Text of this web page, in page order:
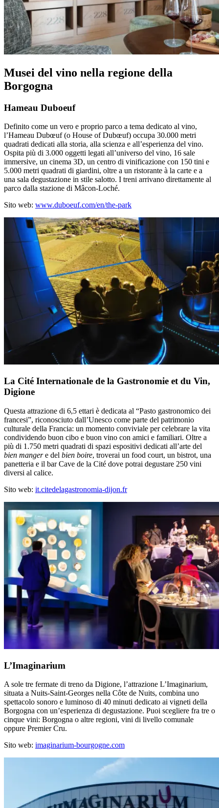
Musei del vino nella regione della
Borgogna
Hameau Duboeuf
Definito come un vero e proprio parco a tema dedicato al vino,
l’Hameau Dubœuf (o House of Dubœuf) occupa 30.000 metri
quadrati dedicati alla storia, alla scienza e all’esperienza del vino.
Ospita più di 3.000 oggetti legati all’universo del vino, 16 sale
immersive, un cinema 3D, un centro di vinificazione con 150 tini e
5.000 metri quadrati di giardini, oltre a un ristorante à la carte e a
una sala degustazione in stile salotto. I treni arrivano direttamente al
parco dalla stazione di Mâcon-Loché.
Sito web: www.duboeuf.com/en/the-park
La Cité Internationale de la Gastronomie et du Vin,
Digione
Questa attrazione di 6,5 ettari è dedicata al “Pasto gastronomico dei
francesi”, riconosciuto dall’Unesco come parte del patrimonio
culturale della Francia: un momento conviviale per celebrare la vita
condividendo buon cibo e buon vino con amici e familiari. Oltre a
più di 1.750 metri quadrati di spazi espositivi dedicati all’arte del
bien mangere del bien boire, troverai un food court, un bistrot, una
panetteria e il bar Cave de la Cité dove potrai degustare 250 vini
diversi al calice.
Sito web: it.citedelagastronomia-dijon.fr
L’Imaginarium
A sole tre fermate di treno da Digione, l’attrazione L’Imaginarium,
situata a Nuits-Saint-Georges nella Côte de Nuits, combina uno
spettacolo sonoro e luminoso di 40 minuti dedicato ai vigneti della
Borgogna con un’esperienza di degustazione. Puoi scegliere fra tre o
cinque vini: Borgogna o altre regioni, vini di livello comunale
oppure Premier Cru.
Sito web: imaginarium-bourgogne.com